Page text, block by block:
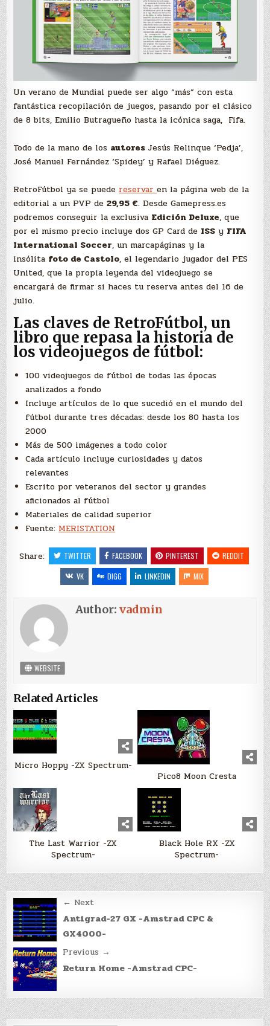
Un verano de Mundial puede ser algo “más” con esta
fantástica recopilación de juegos, pasando por el clásico
de 8 bits, Emilio Butragueño hasta la icónica saga, Fifa.
Todo de la mano de los autores Jesús Relinque ‘Pedja’,
José Manuel Fernández ‘Spidey’ y Rafael Diéguez.
RetroFútbol ya se puede reservaren la página web de la
editorial a un PVP de29,95 €. Desde Gamepress.es
podremos conseguir la exclusiva Edición Deluxe, que
por el mismo precio incluye dos GP Card de ISS y FIFA
International Soccer, un marcapáginas y la
insólita foto de Castolo, el legendario jugador del PES
United, que la propia leyenda del videojuego se
encargará de firmar si haces tu reserva antes del 16 de
julio.
Las claves de RetroFútbol, un
libro que repasa la historia de
los videojuegos de fútbol:
100 videojuegos de fútbol de todas las épocas
analizados a fondo
Incluye artículos de lo que sucedió en el mundo del
fútbol durante tres décadas: desde los 80 hasta los
2000
Más de 500 imágenes a todo color
Cada artículo incluye curiosidades y datos
relevantes
Escrito por veteranos del sector y grandes
aficionados al fútbol
Materiales de calidad superior
Fuente: MERISTATION
Share: TWITTER FACEBOOK PINTEREST
REDDIT
VK
DIGG LINKEDIN MIX
Author:vadmin
WEBSITE
Related Articles
Micro Hoppy -ZX Spectrum-
Pico8 Moon Cresta
The Last Warrior -ZX
Spectrum-
Black Hole RX -ZX
Spectrum-
Post
navigation
← Next
Antigrad-27 GX -Amstrad CPC &
GX4000-
Previous →
Return Home -Amstrad CPC-